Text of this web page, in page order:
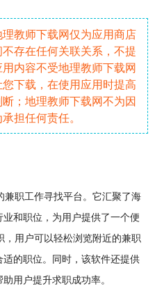
教师下载网仅为应用商店
存在任何关联关系，不提
内容不受地理教师下载网
下载，在使用应用时提高
；地理教师下载网不为因
担任何责任。
兼职工作寻找平台。它汇聚了海
和职位，为用户提供了一个便
，用户可以轻松浏览附近的兼职
的职位。同时，该软件还提供
用户提升求职成功率。